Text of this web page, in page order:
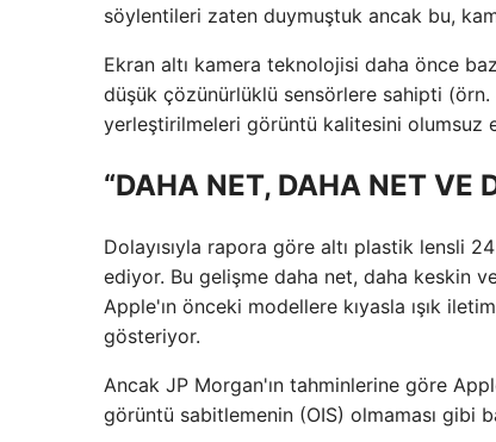
söylentileri zaten duymuştuk ancak bu,
Ekran altı kamera teknolojisi daha önce
düşük çözünürlüklü sensörlere sahipti (örn.
yerleştirilmeleri görüntü kalitesini olumsuz
“DAHA NET, DAHA NET VE
Dolayısıyla rapora göre altı plastik lensli
ediyor. Bu gelişme daha net, daha keskin
Apple'ın önceki modellere kıyasla ışık
gösteriyor.
Ancak JP Morgan'ın tahminlerine göre
görüntü sabitlemenin (OIS) olmaması gibi